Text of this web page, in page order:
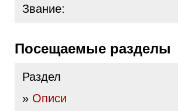
Звание:
Посещаемые разделы
Раздел
» Описи